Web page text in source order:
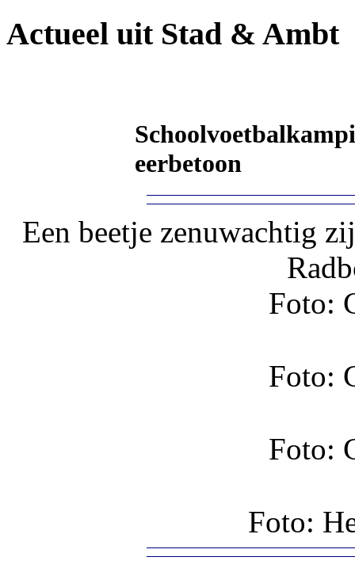
Actueel uit Stad & Ambt
eerbetoon
Een beetje zenuwachtig
Foto:
Foto:
Foto:
Foto: